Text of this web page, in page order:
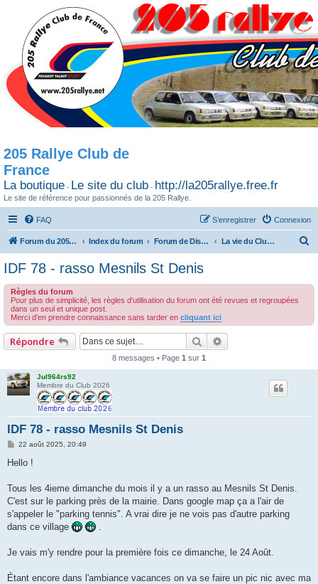
205 Rallye Club de
France
La boutique - Le site du club - http://la205rallye.free.fr
Le site de référence pour passionnés de la 205 Rallye.
FAQ Connexion
S’enregistrer
Forum du 205 Rallye club de France Index du forum Forum de Discussion La vie du Club / Les sorties
r
IDF 78 - rasso Mesnils St Denis
Règles du forum
Pour plus de simplicité, les règles d'utilisation du forum ont été revues et regroupées
dans un seul et unique post.
Merci d'en prendre connaissance sans tarder en cliquant ici
Répondre Rechercher
8 messages • Page 1 sur 1
Jul964rs92
Membre du Club 2026
IDF 78 - rasso Mesnils St Denis
M
s
g
22 août 2025, 20:49
Hello !
Tous les 4ieme dimanche du mois il y a un rasso au Mesnils St Denis.
C'est sur le parking près de la mairie. Dans google map ça a l'air de
s'appeler le "parking tennis". A vrai dire je ne vois pas d'autre parking
dans ce village
Je vais m'y rendre pour la première fois ce dimanche, le 24 Août.
Étant encore dans l'ambiance vacances on va se faire un pic nic avec ma